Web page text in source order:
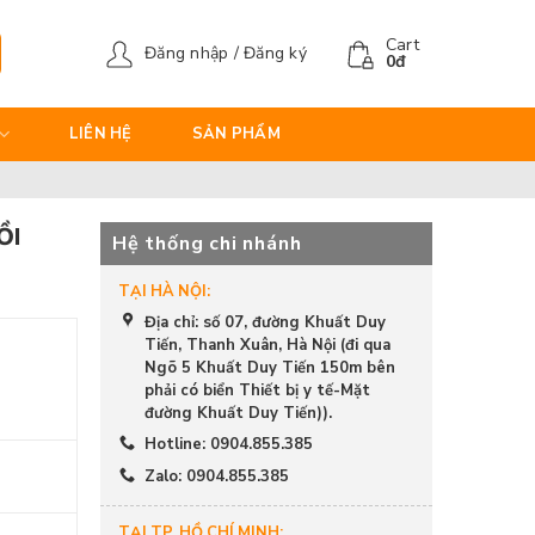
Đăng nhập / Đăng ký Cart
0đ
LIÊN HỆ SẢN PHẨM
Hệ thống chi nhánh
TẠI HÀ NỘI:
Địa chỉ: số 07, đường Khuất Duy
Tiến, Thanh Xuân, Hà Nội (đi qua
Ngõ 5 Khuất Duy Tiến 150m bên
phải có biển Thiết bị y tế-Mặt
đường Khuất Duy Tiến)).
Hotline: 0904.855.385
Zalo: 0904.855.385